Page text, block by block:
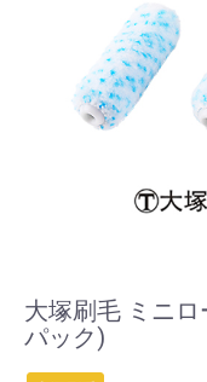
大塚刷毛 ミニ
パック)